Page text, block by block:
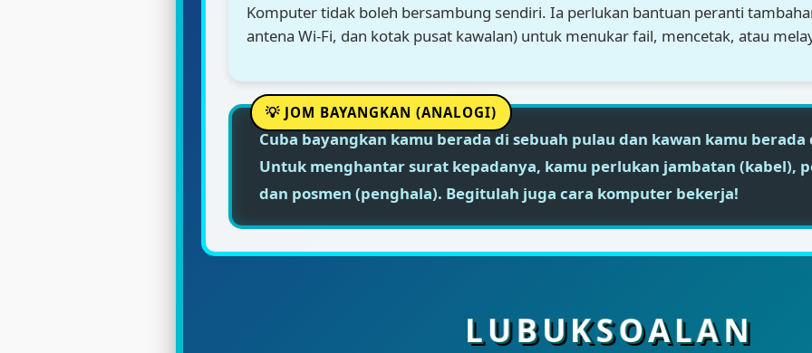
📡
Komputer tidak boleh bersambung sendiri. Ia perlukan bantuan peranti
antena Wi-Fi, dan kotak pusat kawalan) untuk menukar fail, mencetak, atau
Cuba bayangkan kamu berada di sebuah pulau dan kawan kamu
Untuk menghantar surat kepadanya, kamu perlukan jambatan (kabel),
dan posmen (penghala). Begitulah juga cara komputer bekerja!
LUBUKSOALAN